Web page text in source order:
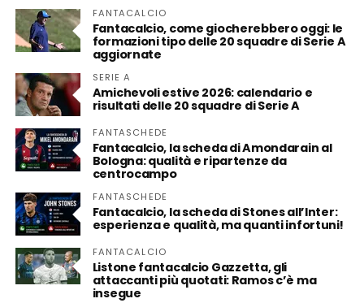
FANTACALCIO
Fantacalcio, come giocherebbero oggi: le
formazioni tipo delle 20 squadre di Serie A
aggiornate
SERIE A
Amichevoli estive 2026: calendario e
risultati delle 20 squadre di Serie A
FANTASCHEDE
Fantacalcio, la scheda di Amondarain al
Bologna: qualità e ripartenze da
centrocampo
FANTASCHEDE
Fantacalcio, la scheda di Stones all’Inter:
esperienza e qualità, ma quanti infortuni!
FANTACALCIO
Listone fantacalcio Gazzetta, gli
attaccanti più quotati: Ramos c’è ma
insegue